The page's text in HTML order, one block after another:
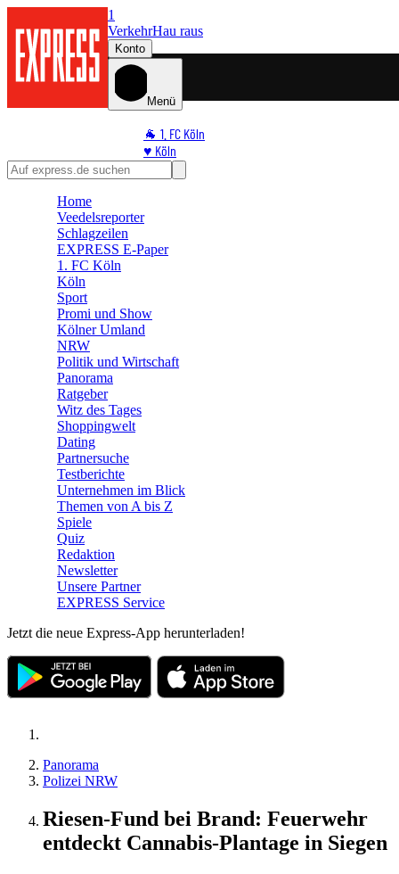
1
VerkehrHau raus
Konto
Menü
🐐 1. FC Köln
♥️ Köln
⭐ Promi
🛒 Shoppingwelt
Home
Veedelsreporter
Schlagzeilen
EXPRESS E-Paper
1. FC Köln
Köln
Sport
Promi und Show
Kölner Umland
NRW
Politik und Wirtschaft
Panorama
Ratgeber
Witz des Tages
Shoppingwelt
Dating
Partnersuche
Testberichte
Unternehmen im Blick
Themen von A bis Z
Spiele
Quiz
Redaktion
Newsletter
Unsere Partner
EXPRESS Service
Jetzt die neue Express-App herunterladen!
Panorama
Polizei NRW
Riesen-Fund bei Brand: Feuerwehr
entdeckt Cannabis-Plantage in Siegen